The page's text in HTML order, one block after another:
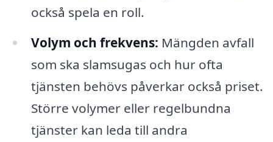
också spela en roll.
Volym och frekvens: Mängden avfall
som ska slamsugas och hur ofta
tjänsten behövs påverkar också priset.
Större volymer eller regelbundna
tjänster kan leda till andra